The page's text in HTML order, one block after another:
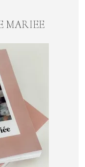
MARIEE